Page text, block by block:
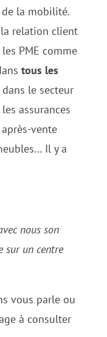
la mobilité.
la relation client
PME comme
tous les
le secteur
assurances
vente
Il y a
nous son
sur un centre
vous parle ou
à consulter